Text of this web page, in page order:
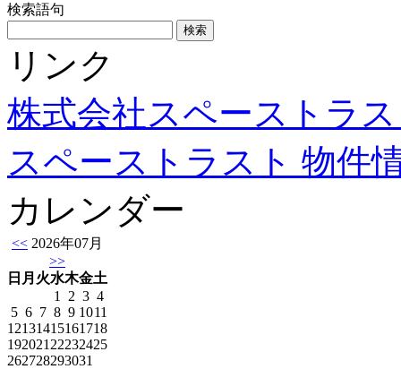
検索語句
リンク
株式会社スペーストラ
スペーストラスト 物件
カレンダー
<< 2026年07月
>>
日 月 火水木金土
1
2 3 4
5 6 7 8 9 1011
12131415161718
192021 22232425
262728293031